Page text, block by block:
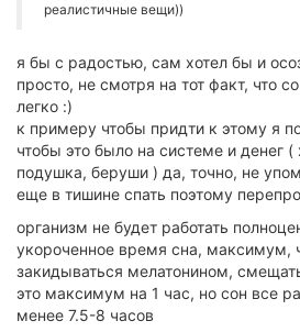
реалистичные вещи))
я бы с радостью, сам хотел бы и
просто, не смотря на тот факт, что
легко :)
к примеру чтобы придти к этому я
чтобы это было на системе и денег
подушка, беруши ) да, точно, не
еще в тишине спать поэтому
организм не будет работать
укороченное время сна, максимум,
закидываться мелатонином,
это максимум на 1 час, но сон все
менее 7.5-8 часов